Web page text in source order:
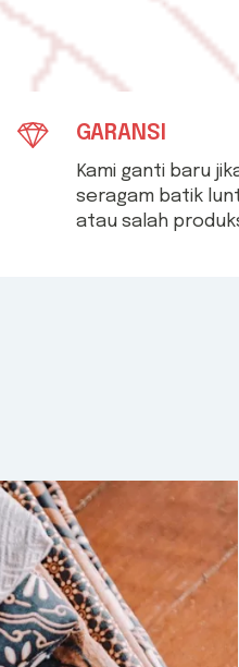
GARANSI
Kami ganti baru
seragam batik
atau salah